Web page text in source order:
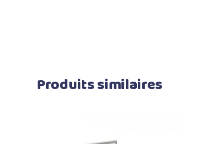
Produits similaires